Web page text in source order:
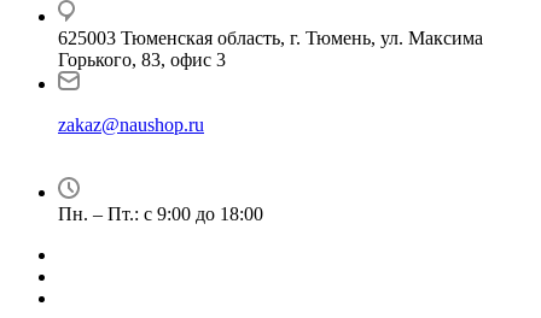
625003 Тюменская область, г. Тюмень, ул. Максима
Горького, 83, офис 3
zakaz@naushop.ru
Пн. – Пт.: с 9:00 до 18:00